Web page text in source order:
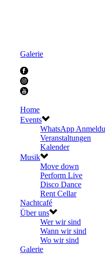
Galerie
Home
Events
WhatsApp
Veranstaltungen
Kalender
Musik
Move down
Perform Live
Disco Dance
Rent Cellar
Nachtcafé
Über uns
Wer wir sind
Wann wir sind
Wo wir sind
Galerie